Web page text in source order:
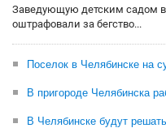
Заведующую детским садом
оштрафовали за бегство...
Поселок в Челябинске на
В пригороде Челябинска
В Челябинске будут